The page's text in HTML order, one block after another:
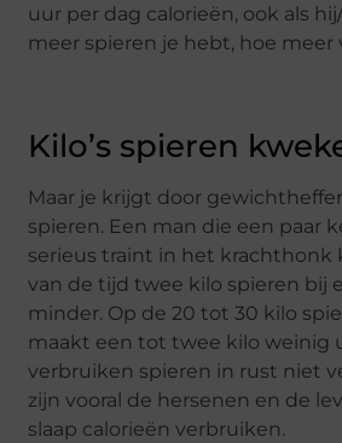
uur per dag calorieën, ook als
meer spieren je hebt, hoe meer
Kilo’s spieren
Maar je krijgt door
spieren. Een man die een paar
serieus traint in het krachthonk
van de tijd twee kilo spieren bij
minder. Op de 20 tot 30 kilo
maakt een tot twee kilo weinig
verbruiken spieren in rust niet
zijn vooral de hersenen en de
slaap calorieën verbruiken.